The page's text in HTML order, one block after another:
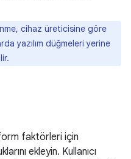
cihaz üreticisine göre
yazılım düğmeleri yerine
faktörleri için
ekleyin. Kullanıcı